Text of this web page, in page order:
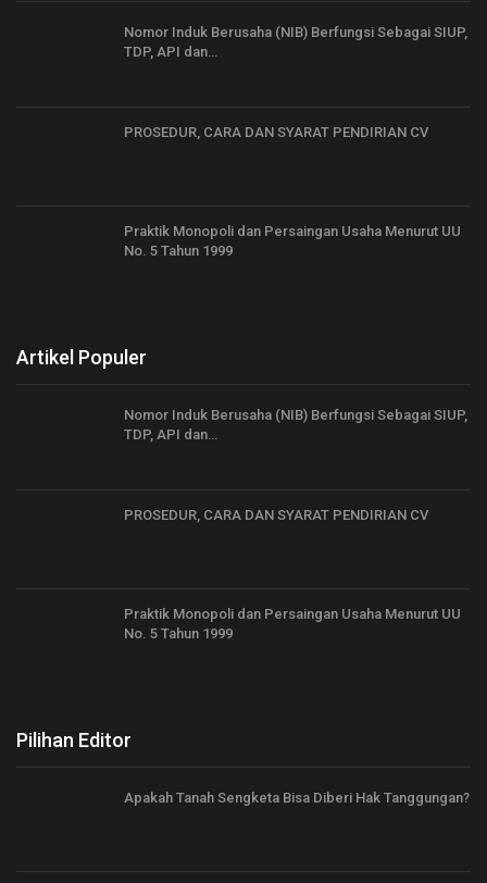
Nomor Induk Berusaha (NIB) Berfungsi Sebagai SIUP,
TDP, API dan…
PROSEDUR, CARA DAN SYARAT PENDIRIAN CV
Praktik Monopoli dan Persaingan Usaha Menurut UU
No. 5 Tahun 1999
Artikel Populer
Nomor Induk Berusaha (NIB) Berfungsi Sebagai SIUP,
TDP, API dan…
PROSEDUR, CARA DAN SYARAT PENDIRIAN CV
Praktik Monopoli dan Persaingan Usaha Menurut UU
No. 5 Tahun 1999
Pilihan Editor
Apakah Tanah Sengketa Bisa Diberi Hak Tanggungan?